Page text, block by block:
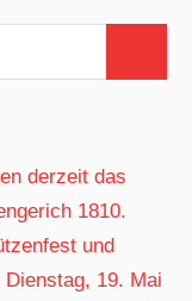
derzeit das
1810.
und
19. Mai